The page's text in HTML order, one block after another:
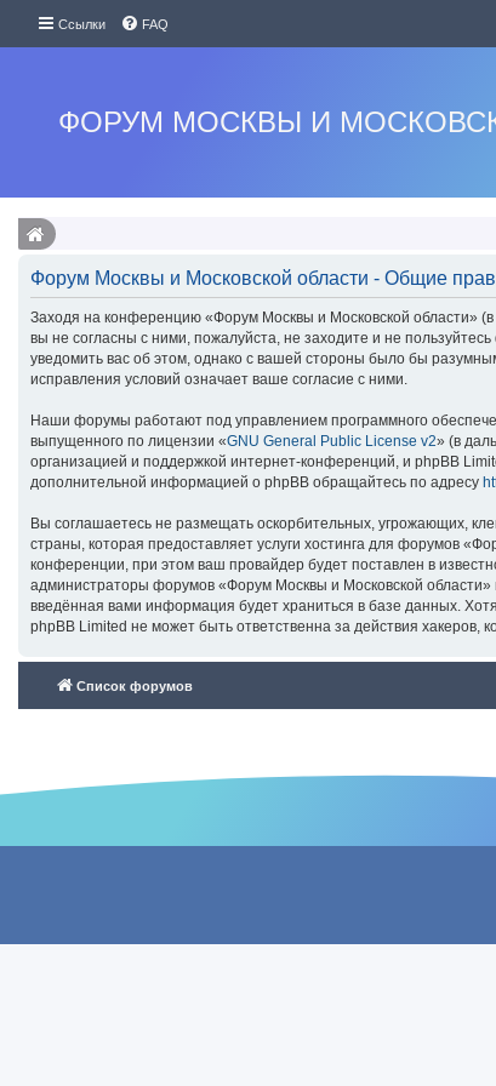
Ссылки FAQ
ФОРУМ МОСКВЫ И
Форум Москвы и Московской области - Общие
Заходя на конференцию «Форум Москвы и Московской области»
вы не согласны с ними, пожалуйста, не заходите и не
уведомить вас об этом, однако с вашей стороны было бы
исправления условий означает ваше согласие с ними.
Наши форумы работают под управлением программного
выпущенного по лицензии «GNU General Public License v2» (в
организацией и поддержкой интернет-конференций, и phpBB
дополнительной информацией о phpBB обращайтесь по адресу
Вы соглашаетесь не размещать оскорбительных, угрожающих,
страны, которая предоставляет услуги хостинга для форумов
конференции, при этом ваш провайдер будет поставлен в
администраторы форумов «Форум Москвы и Московской области»
введённая вами информация будет храниться в базе данных.
phpBB Limited не может быть ответственна за действия хакеров,
Список форумов